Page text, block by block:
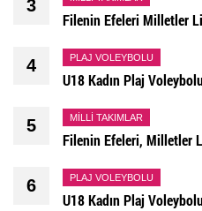
3
Filenin Efeleri Milletler
4 PLAJ VOLEYBOLU
U18 Kadın Plaj
5 MILLI TAKIMLAR
Filenin Efeleri, Milletler
6 PLAJ VOLEYBOLU
U18 Kadın Plaj